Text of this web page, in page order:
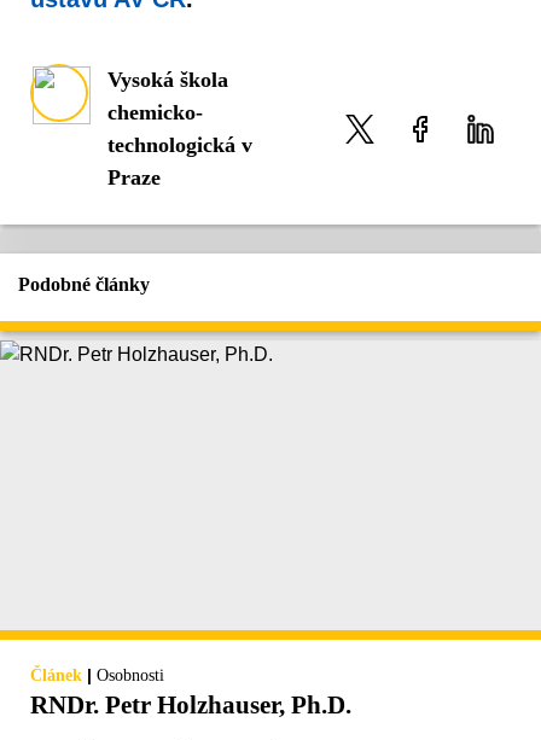
Vysoká škola
chemicko-
technologická v
Praze
Podobné články
Článek | Osobnosti
RNDr. Petr Holzhauser, Ph.D.